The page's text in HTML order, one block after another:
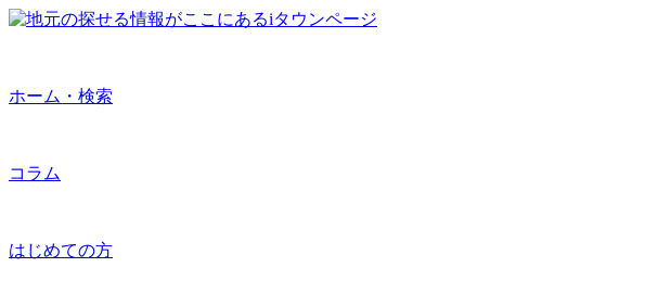
ホーム・検索
コラム
はじめての方